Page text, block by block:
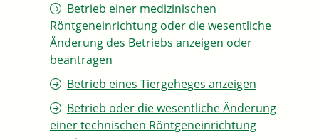
Betrieb einer medizinischen
Röntgeneinrichtung oder die wesentliche
Änderung des Betriebs anzeigen oder
beantragen
Betrieb eines Tiergeheges anzeigen
Betrieb oder die wesentliche Änderung
einer technischen Röntgeneinrichtung